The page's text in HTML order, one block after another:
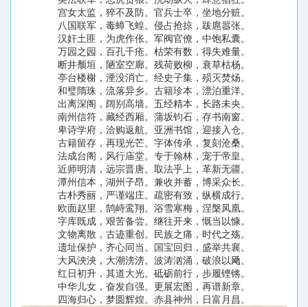
宫女太监，猝不及防。官兵士卒，坐地分赃。
八国联军，毒蟑飞蝗。侵占抢掠，跋扈嚣张。
汉奸土匪，为虎作伥。军阀官僚，中饱私囊。
万园之园，百孔千疮。枯荣有数，得失难量。
断井颓垣，陋室空廊。残荷败柳，衰草枯杨。
亭台楼榭，湮没消亡。经史子集，殒灭焚炀。
和璧隋珠，流落异乡。古籍珍本，漂泊重洋。
出离深阁，阔别高墙。五经精本，长路未央。
南州信符，藏经西厢。蒲坂钧石，存书南窗。
卑诗学府，洽购返航。亚洲书馆，迎接入仓。
古籍留存，再现光芒。字体传承，复刻沧桑。
法成台阁，风行庙堂。专于翰林，宠于帝皇。
近师明清，远宗晋唐。取法乎上，革新无疆。
潭州信本，湖州子昂。兼收并蓄，博采众长。
古朴秀丽，严谨端庄。疏密有致，纵横成行。
欧面赵里，鹄峙鸾翔。浴雪寒梅，涅槃凤凰。
字库既成，艰苦备尝。继往开来，慨当以慷。
文物离散，古迹重创。民族之痛，时代之殇。
遗址保护，齐心同当。国宝回归，盛举共襄。
大风泱泱，大潮滂滂。波涛汹涌，破浪以飏。
红日初升，其道大光。砥砺前行，步履铿锵。
中华儿女，奋发自强。更展宏图，再谱新章。
四海归心，梦圆辉煌。赤县神州，日富月昌。